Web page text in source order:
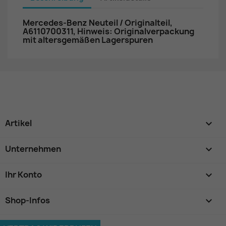
Mercedes-Benz Neuteil / Originalteil,
A6110700311, Hinweis: Originalverpackung
mit altersgemäßen Lagerspuren
Artikel 
Unternehmen 
Ihr Konto 
Shop-Infos keyboard_arrow_down